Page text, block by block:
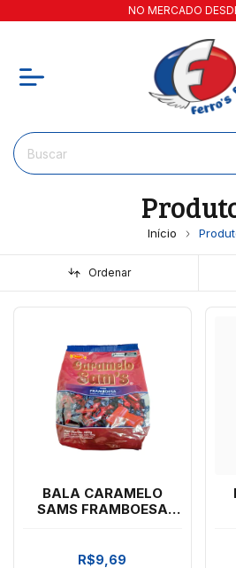
NO MERCADO
Início
Ordenar
BALA CARAMELO
SAMS FRAMBOESA
R$9,69